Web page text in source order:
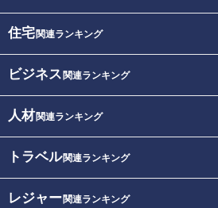
住宅関連ランキング
ビジネス 関連ランキング
人材関連ランキング
トラベル関連ランキング
レジャー関連ランキング